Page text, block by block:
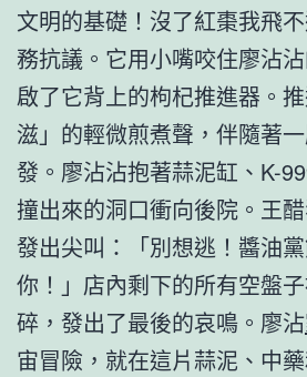
文明的基礎！沒了紅棗我飛
務抗議。它用小嘴咬住廖沾
啟了它背上的枸杞推進器。
滋」的輕微煎煮聲，伴隨著
發。廖沾沾抱著蒜泥缸、K-
撞出來的洞口衝向後院。王
發出尖叫：「別想逃！醬油
你！」店內剩下的所有空盤
碎，發出了最後的哀鳴。廖沾
宙冒險，就在這片蒜泥、中